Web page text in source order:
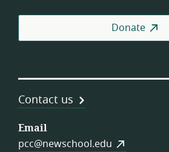
Donate
Contact us
Email
pcc@newschool.edu